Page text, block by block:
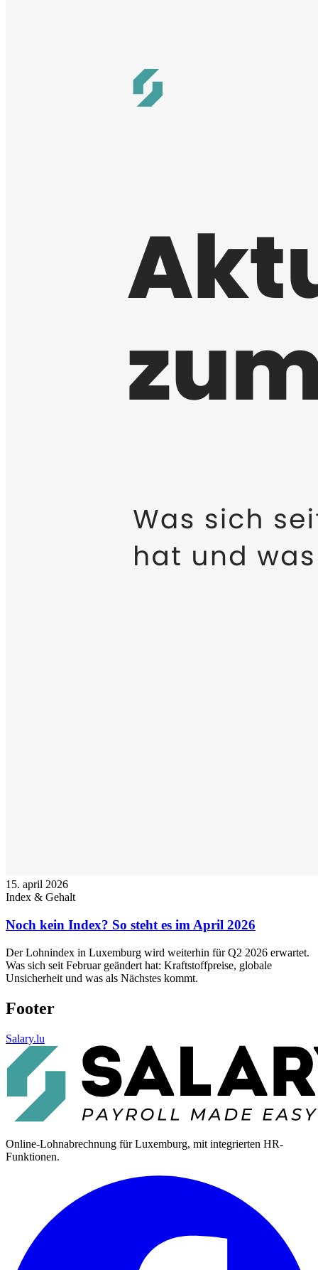
15. april 2026
Index & Gehalt
Noch kein Index? So steht es im April 2026
Der Lohnindex in Luxemburg wird weiterhin für Q2 2026 erwartet.
Was sich seit Februar geändert hat: Kraftstoffpreise, globale
Unsicherheit und was als Nächstes kommt.
Footer
Salary.lu
Online-Lohnabrechnung für Luxemburg, mit integrierten HR-
Funktionen.